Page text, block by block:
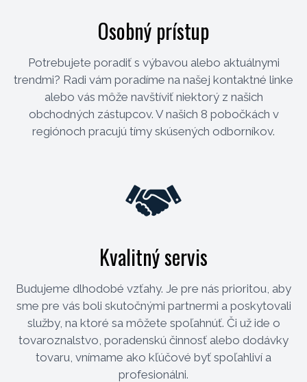
Osobný prístup
Potrebujete poradiť s výbavou alebo aktuálnymi
trendmi? Radi vám poradíme na našej kontaktné linke
alebo vás môže navštíviť niektorý z našich
obchodných zástupcov. V našich 8 pobočkách v
regiónoch pracujú tímy skúsených odborníkov.
Kvalitný servis
Budujeme dlhodobé vzťahy. Je pre nás prioritou, aby
sme pre vás boli skutočnými partnermi a poskytovali
služby, na ktoré sa môžete spoľahnúť. Či už ide o
tovaroznalstvo, poradenskú činnosť alebo dodávky
tovaru, vnímame ako kľúčové byť spoľahliví a
profesionálni.